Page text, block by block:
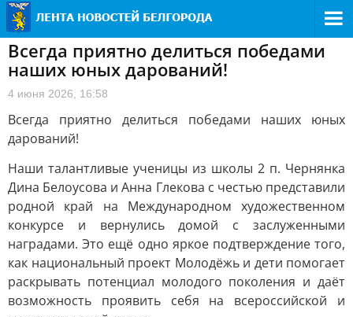
Всегда приятно делиться победами
наших юных дарований!
4 июня 2026, 16:58
Всегда приятно делиться победами наших юных
дарований!
Наши талантливые ученицы из школы 2 п. Чернянка
Дина Белоусова и Анна Глекова с честью представили
родной край на Международном художественном
конкурсе и вернулись домой с заслуженными
наградами. Это ещё одно яркое подтверждение того,
как национальный проект Молодёжь и дети помогает
раскрывать потенциал молодого поколения и даёт
возможность проявить себя на всероссийской и